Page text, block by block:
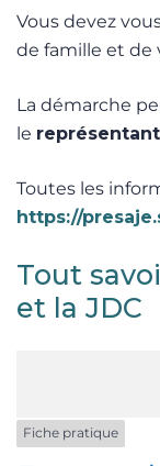
Vous devez
de famille et de
La démarche
le
Toutes les
https://
Tout
et la JDC
Fiche pratique